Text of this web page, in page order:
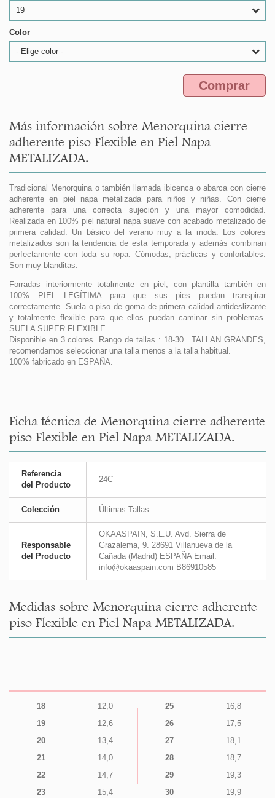
19
Color
- Elige color -
Comprar
Más información sobre Menorquina cierre
adherente piso Flexible en Piel Napa
METALIZADA.
Tradicional Menorquina o también llamada ibicenca o abarca con cierre
adherente en piel napa metalizada para niños y niñas. Con cierre
adherente para una correcta sujeción y una mayor comodidad.
Realizada en 100% piel natural napa suave con acabado metalizado de
primera calidad. Un básico del verano muy a la moda. Los colores
metalizados son la tendencia de esta temporada y además combinan
perfectamente con toda su ropa. Cómodas, prácticas y confortables.
Son muy blanditas.
Forradas interiormente totalmente en piel, con plantilla también en
100% PIEL LEGÍTIMA para que sus pies puedan transpirar
correctamente. Suela o piso de goma de primera calidad antideslizante
y totalmente flexible para que ellos puedan caminar sin problemas.
SUELA SUPER FLEXIBLE.
Disponible en 3 colores. Rango de tallas : 18-30. TALLAN GRANDES,
recomendamos seleccionar una talla menos a la talla habitual.
100% fabricado en ESPAÑA.
Ficha técnica de Menorquina cierre adherente
piso Flexible en Piel Napa METALIZADA.
Referencia
del Producto
24C
Colección Últimas Tallas
Responsable
del Producto
OKAASPAIN, S.L.U. Avd. Sierra de
Grazalema, 9. 28691 Villanueva de la
Cañada (Madrid) ESPAÑA Email:
info@okaaspain.com B86910585
Medidas sobre Menorquina cierre adherente
piso Flexible en Piel Napa METALIZADA.
18
12,0
19
12,6
20
13,4
21
14,0
22
14,7
23
15,4
25
16,8
26
17,5
27
18,1
28
18,7
29
19,3
30
19,9